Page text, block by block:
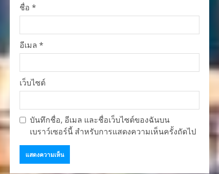
ชื่อ *
อีเมล *
เว็บไซต์
บันทึกชื่อ, อีเมล และชื่อเว็บไซต์ของฉันบน
เบราว์เซอร์นี้ สำหรับการแสดงความเห็นครั้งถัดไป